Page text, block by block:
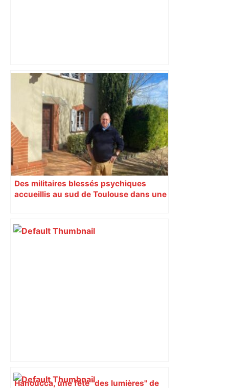
A680 Toulouse fermée dans les 2 sens
– Radio VINCI Autoroutes
Des militaires blessés psychiques
accueillis au sud de Toulouse dans une
Hanoucca, une fête "des lumières" de